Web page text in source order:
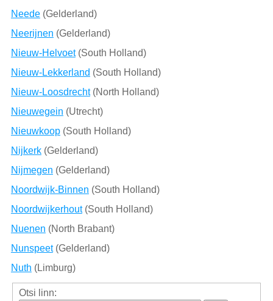
Neede(Gelderland)
Neerijnen (Gelderland)
Nieuw-Helvoet(South Holland)
Nieuw-Lekkerland (South Holland)
Nieuw-Loosdrecht(North Holland)
Nieuwegein (Utrecht)
Nieuwkoop(South Holland)
Nijkerk(Gelderland)
Nijmegen (Gelderland)
Noordwijk-Binnen (South Holland)
Noordwijkerhout(South Holland)
Nuenen (North Brabant)
Nunspeet(Gelderland)
Nuth (Limburg)
Otsi linn: